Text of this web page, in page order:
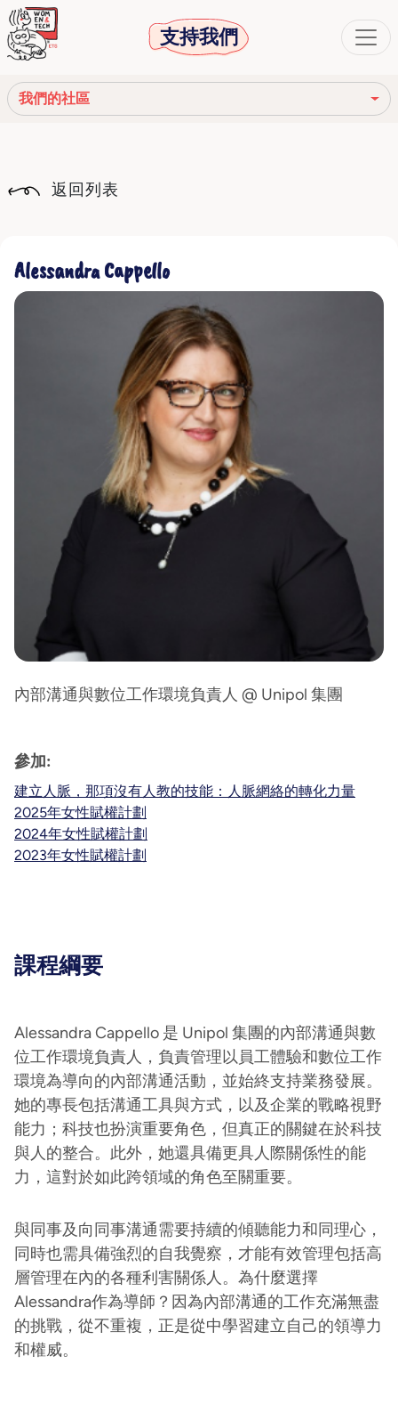
支持我們
我們的社區
我們的網絡
我們的社區
返回列表
Alessandra Cappello
內部溝通與數位工作環境負責人 @ Unipol 集團
參加:
建立人脈，那項沒有人教的技能：人脈網絡的轉化力量
2025年女性賦權計劃
2024年女性賦權計劃
2023年女性賦權計劃
課程綱要
Alessandra Cappello 是 Unipol 集團的內部溝通與數
位工作環境負責人，負責管理以員工體驗和數位工作
環境為導向的內部溝通活動，並始終支持業務發展。
她的專長包括溝通工具與方式，以及企業的戰略視野
能力；科技也扮演重要角色，但真正的關鍵在於科技
與人的整合。此外，她還具備更具人際關係性的能
力，這對於如此跨領域的角色至關重要。
與同事及向同事溝通需要持續的傾聽能力和同理心，
同時也需具備強烈的自我覺察，才能有效管理包括高
層管理在內的各種利害關係人。為什麼選擇
Alessandra作為導師？因為內部溝通的工作充滿無盡
的挑戰，從不重複，正是從中學習建立自己的領導力
和權威。